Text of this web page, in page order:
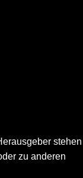
stehen
zu anderen